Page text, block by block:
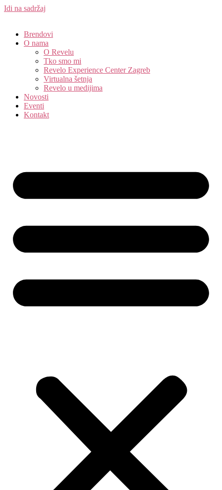
Idi na sadržaj
Brendovi
O nama
O Revelu
Tko smo mi
Revelo Experience Center Zagreb
Virtualna šetnja
Revelo u medijima
Novosti
Eventi
Kontakt